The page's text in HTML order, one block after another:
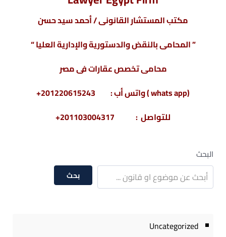
مكتب المستشار القانونى / أحمد سيد حسن
” المحامى بالنقض والدستورية والإدارية العليا “
محامى تخصص عقارات فى مصر
(whats app ) واتس أب : 201220615243+
للتواصل : 201103004317+
البحث
بحث
Uncategorized